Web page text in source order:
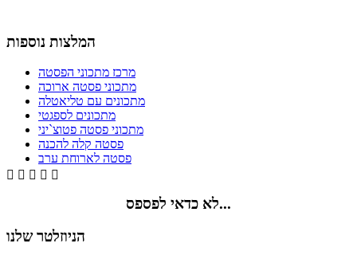
המלצות נוספות
מרכז מתכוני הפסטה
מתכוני פסטה ארוכה
מתכונים עם טליאטלה
מתכונים לספגטי
מתכוני פסטה פטוצ`יני
פסטה קלה להכנה
פסטה לארוחת ערב
    
לא כדאי לפספס...
הניוזלטר שלנו